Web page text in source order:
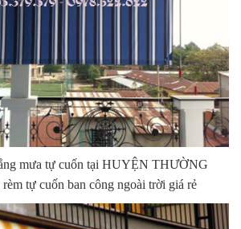
mưa tự cuốn tại HUYỆN THƯỜNG
tự cuốn ban công ngoài trời giá rẻ